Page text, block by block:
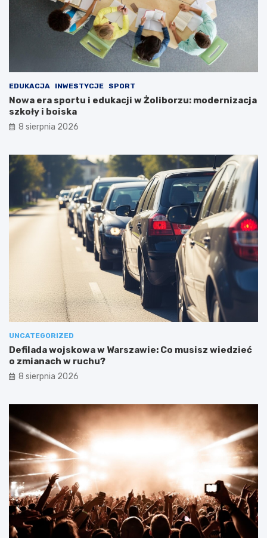
EDUKACJA INWESTYCJE SPORT
Nowa era sportu i edukacji w Żoliborzu: modernizacja
szkoły i boiska
8 sierpnia 2026
UNCATEGORIZED
Defilada wojskowa w Warszawie: Co musisz wiedzieć
o zmianach w ruchu?
8 sierpnia 2026